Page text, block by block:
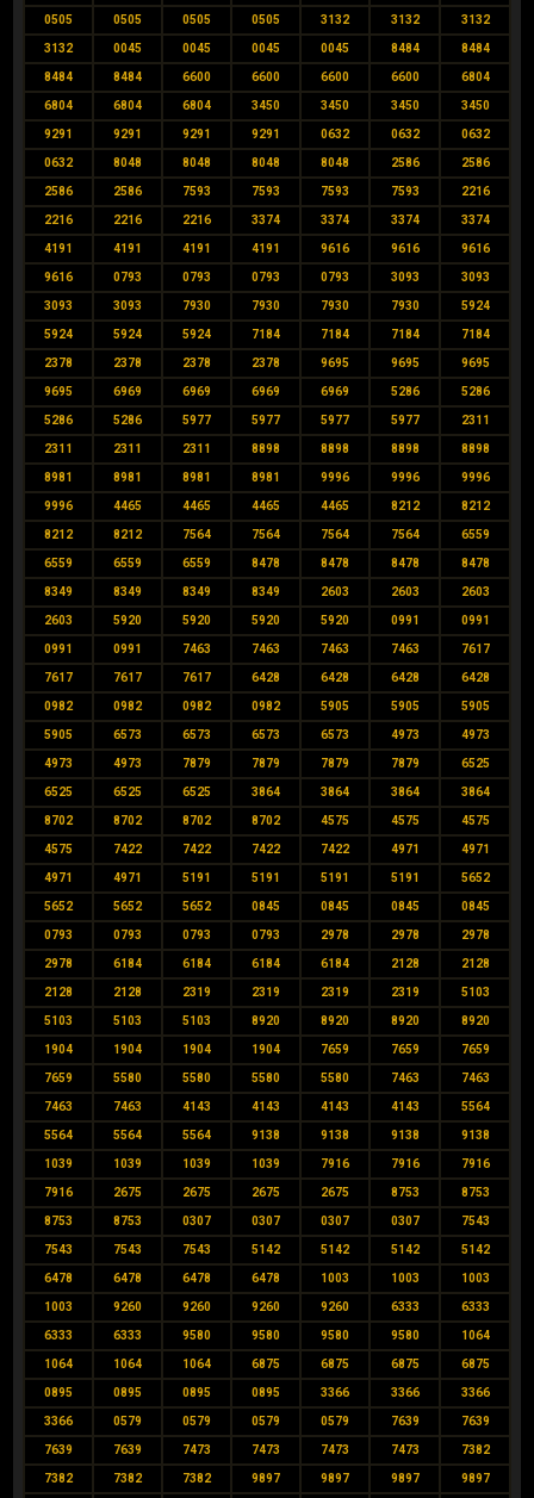
0505 0505 0505 0505 3132 3132 3132
3132 0045 0045 0045 0045 8484 8484
8484 8484 6600 6600 6600 6600 6804
6804 6804 6804 3450 3450 3450 3450
9291 9291 9291 9291 0632 0632 0632
0632 8048 8048 8048 8048 2586 2586
2586 2586 7593 7593 7593 7593 2216
2216 2216 2216 3374 3374 3374 3374
4191 4191 4191 4191 9616 9616 9616
9616 0793 0793 0793 0793 3093 3093
3093 3093 7930 7930 7930 7930 5924
5924 5924 5924 7184 7184 7184 7184
2378 2378 2378 2378 9695 9695 9695
9695 6969 6969 6969 6969 5286 5286
5286 5286 5977 5977 5977 5977 2311
2311 2311 2311 8898 8898 8898 8898
8981 8981 8981 8981 9996 9996 9996
9996 4465 4465 4465 4465 8212 8212
8212 8212 7564 7564 7564 7564 6559
6559 6559 6559 8478 8478 8478 8478
8349 8349 8349 8349 2603 2603 2603
2603 5920 5920 5920 5920 0991 0991
0991 0991 7463 7463 7463 7463 7617
7617 7617 7617 6428 6428 6428 6428
0982 0982 0982 0982 5905 5905 5905
5905 6573 6573 6573 6573 4973 4973
4973 4973 7879 7879 7879 7879 6525
6525 6525 6525 3864 3864 3864 3864
8702 8702 8702 8702 4575 4575 4575
4575 7422 7422 7422 7422 4971 4971
4971 4971 5191 5191 5191 5191 5652
5652 5652 5652 0845 0845 0845 0845
0793 0793 0793 0793 2978 2978 2978
2978 6184 6184 6184 6184 2128 2128
2128 2128 2319 2319 2319 2319 5103
5103 5103 5103 8920 8920 8920 8920
1904 1904 1904 1904 7659 7659 7659
7659 5580 5580 5580 5580 7463 7463
7463 7463 4143 4143 4143 4143 5564
5564 5564 5564 9138 9138 9138 9138
1039 1039 1039 1039 7916 7916 7916
7916 2675 2675 2675 2675 8753 8753
8753 8753 0307 0307 0307 0307 7543
7543 7543 7543 5142 5142 5142 5142
6478 6478 6478 6478 1003 1003 1003
1003 9260 9260 9260 9260 6333 6333
6333 6333 9580 9580 9580 9580 1064
1064 1064 1064 6875 6875 6875 6875
0895 0895 0895 0895 3366 3366 3366
3366 0579 0579 0579 0579 7639 7639
7639 7639 7473 7473 7473 7473 7382
7382 7382 7382 9897 9897 9897 9897